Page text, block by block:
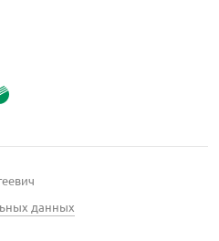
данных